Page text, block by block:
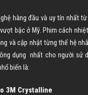
hàng đầu và uy tín nhất
bậc ở Mỹ. Phim cách
và cập nhật từng thế hệ
dụng nhất cho người sử
biến là:
3M Crystalline